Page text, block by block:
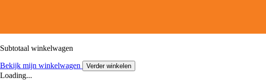
Subtotaal winkelwagen
Bekijk mijn winkelwagen Verder winkelen
Loading...